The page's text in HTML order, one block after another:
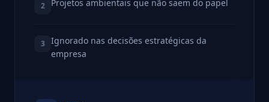
2 Projetos ambientais que não saem do papel
3
Ignorado nas decisões estratégicas da
empresa